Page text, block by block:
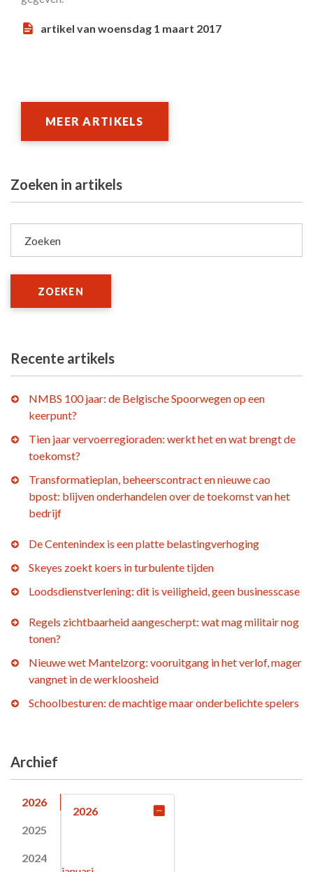
artikel van woensdag 1 maart 2017
MEER ARTIKELS
Zoeken in artikels
Zoeken
ZOEKEN
Recente artikels
NMBS 100 jaar: de Belgische Spoorwegen op een
keerpunt?
Tien jaar vervoerregioraden: werkt het en wat brengt de
toekomst?
Transformatieplan, beheerscontract en nieuwe cao
bpost: blijven onderhandelen over de toekomst van het
bedrijf
De Centenindex is een platte belastingverhoging
Skeyes zoekt koers in turbulente tijden
Loodsdienstverlening: dit is veiligheid, geen businesscase
Regels zichtbaarheid aangescherpt: wat mag militair nog
tonen?
Nieuwe wet Mantelzorg: vooruitgang in het verlof, mager
vangnet in de werkloosheid
Schoolbesturen: de machtige maar onderbelichte spelers
Archief
2026
2025
2024
2026